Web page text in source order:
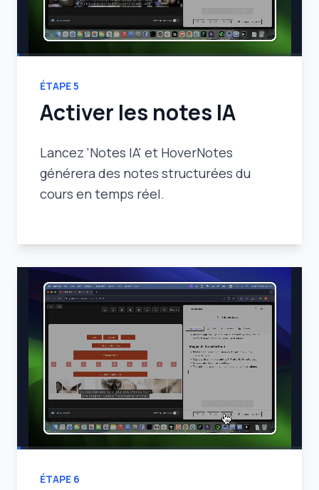
ÉTAPE5
Activer les notes IA
Lancez 'Notes IA' et HoverNotes
générera des notes structurées du
cours en temps réel.
ÉTAPE 6